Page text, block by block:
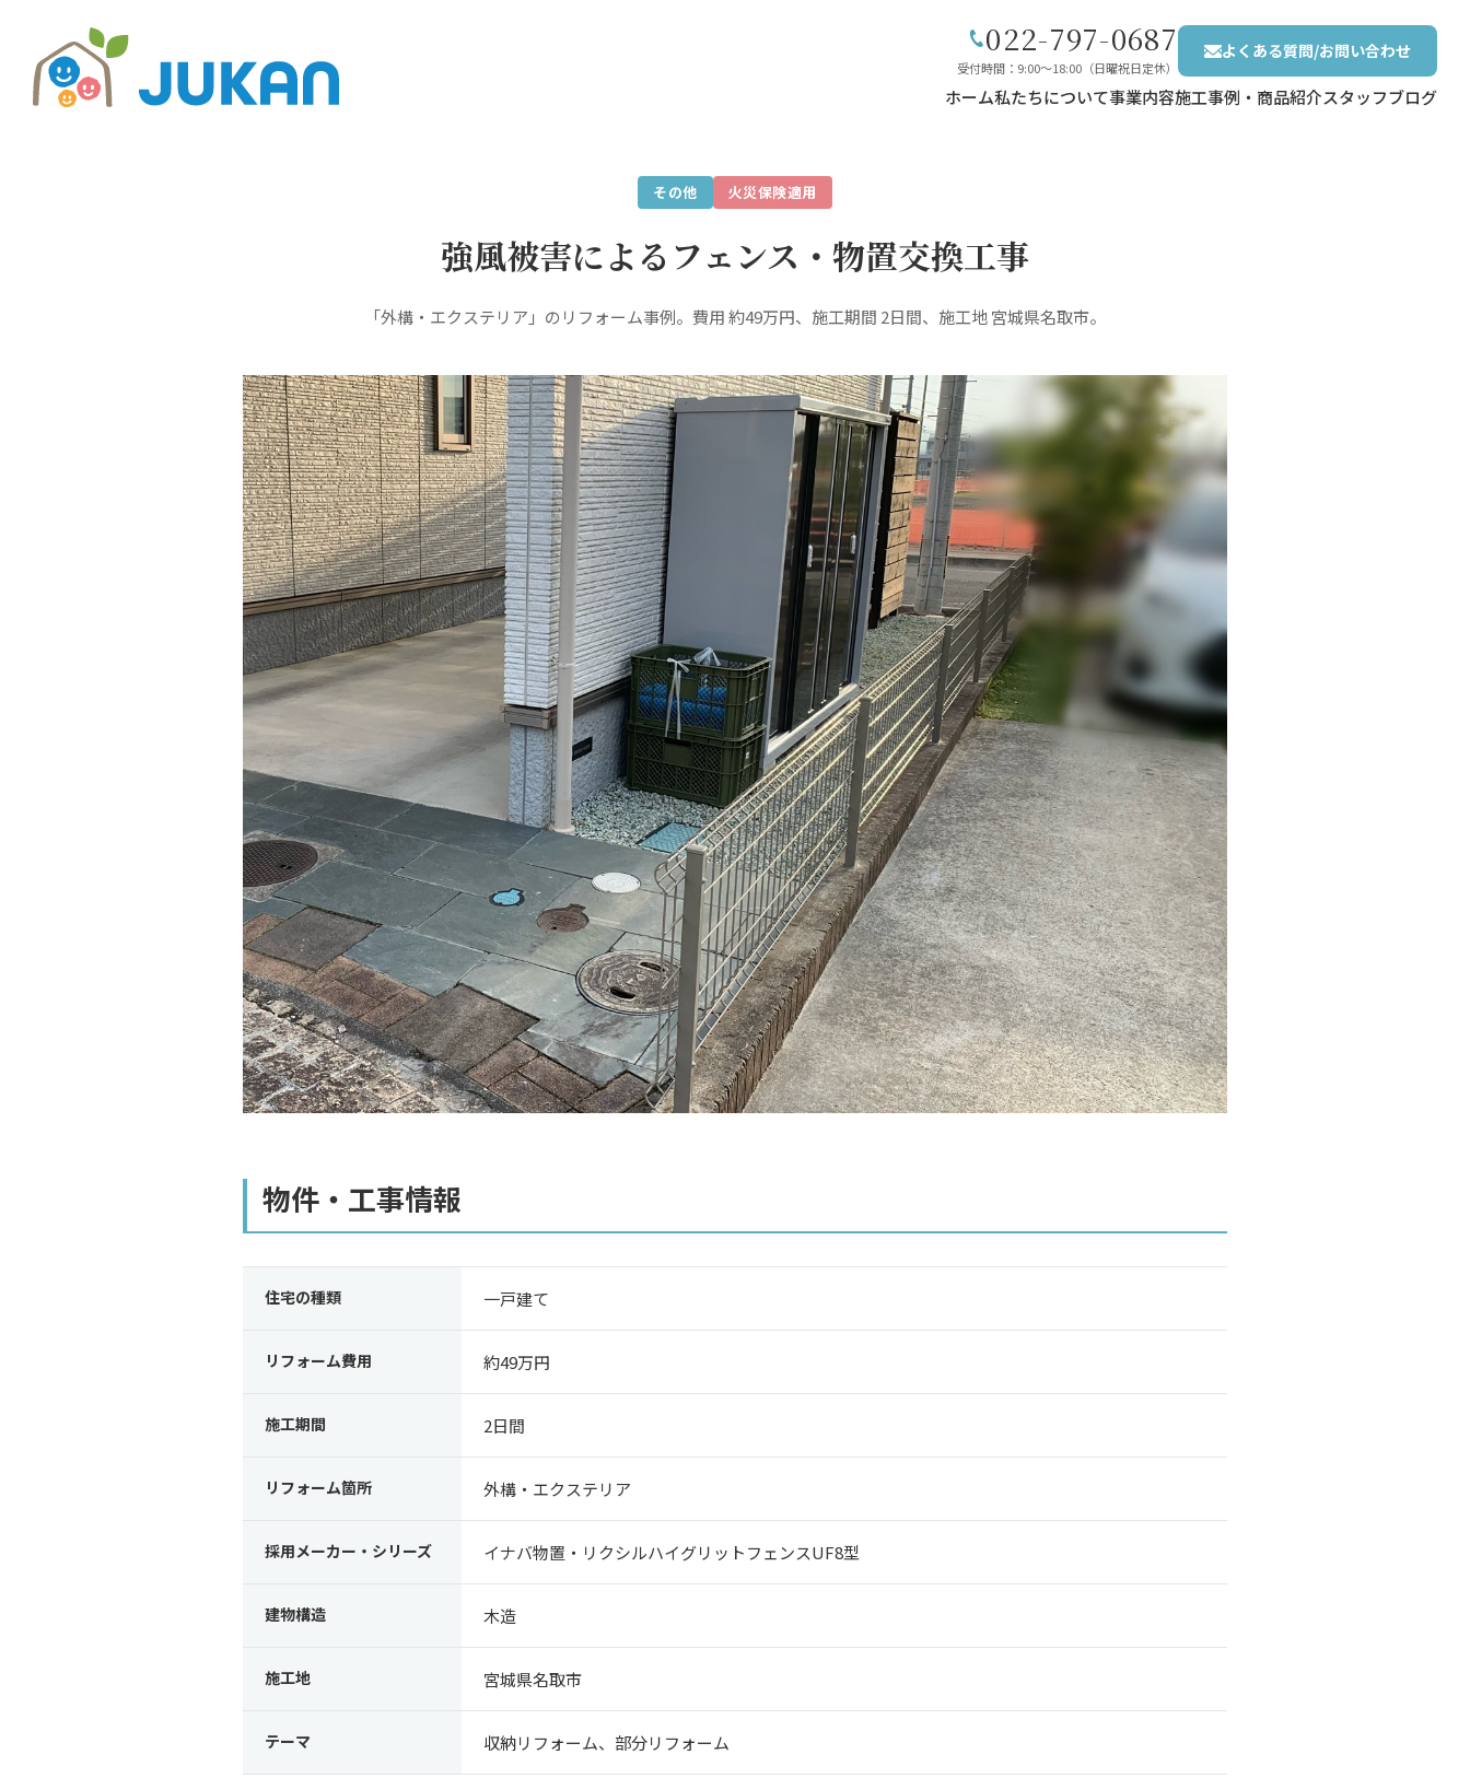
022-797-0687
受付時間：9:00〜18:00（日曜祝日定休）
よくある質問/お問い合わせ
ホーム私たちについて事業内容施工事例・商品紹介スタッフブログ
その他 火災保険適用
強風被害によるフェンス・物置交換工事
「外構・エクステリア」のリフォーム事例。費用 約49万円、施工期間 2日間、施工地 宮城県名取市。
物件・工事情報
住宅の種類 一戸建て
リフォーム費用 約49万円
施工期間 2日間
リフォーム箇所 外構・エクステリア
採用メーカー・シリーズ イナバ物置・リクシルハイグリットフェンスUF8型
建物構造 木造
施工地 宮城県名取市
テーマ 収納リフォーム、部分リフォーム